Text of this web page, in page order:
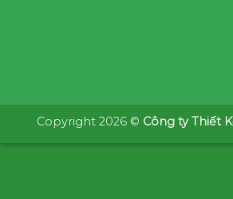
Copyright 2026 © Công ty Thiết